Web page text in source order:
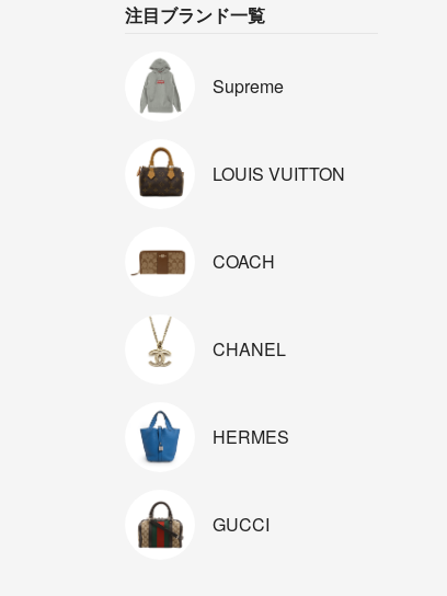
注目ブランド一覧
Supreme
LOUIS VUITTON
COACH
CHANEL
HERMES
GUCCI